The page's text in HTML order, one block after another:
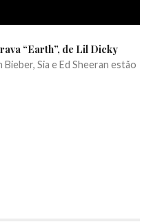
“Earth”, de Lil Dicky
Sia e Ed Sheeran estão